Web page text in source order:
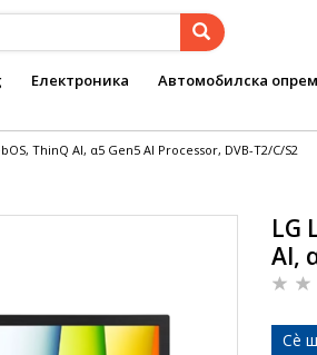
Електроника Автомобилска
ThinQ AI, α5 Gen5 AI Processor, DVB-T2/C/S2
LG
AI,
Сѐ